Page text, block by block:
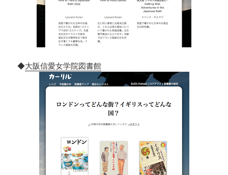
◆大阪信愛女学院図書館